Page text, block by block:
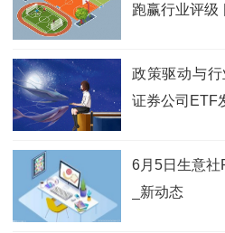
跑赢行业评级
政策驱动与
证券公司ETF
6月5日生意社
_新动态